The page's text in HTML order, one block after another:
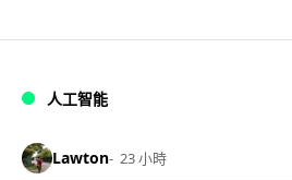
人工智能
Lawton 23 小時